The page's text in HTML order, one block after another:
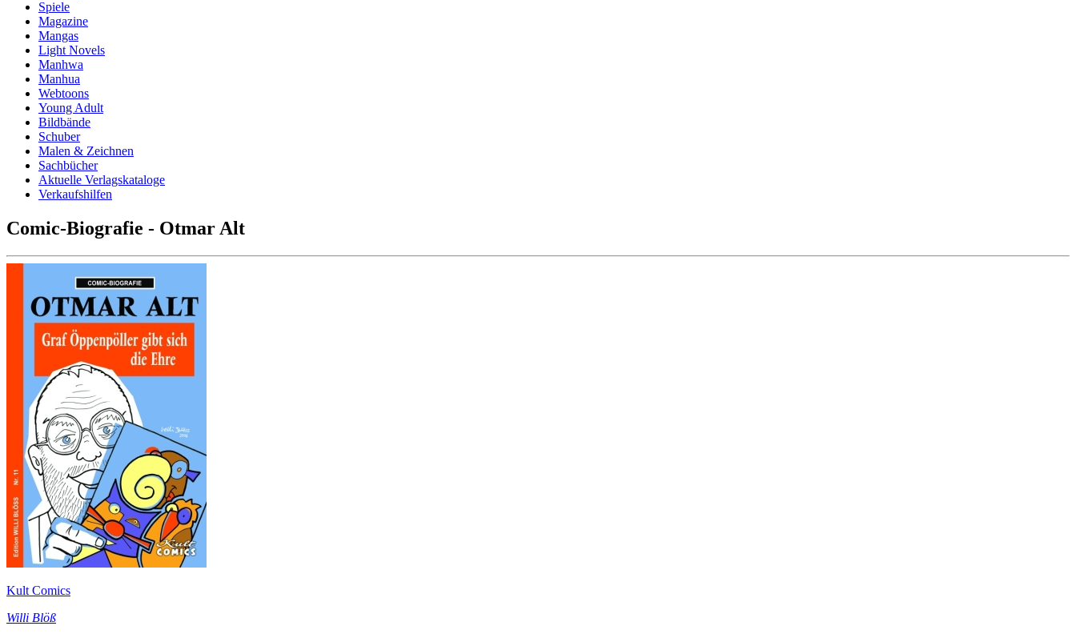
Spiele
Magazine
Mangas
Light Novels
Manhwa
Manhua
Webtoons
Young Adult
Bildbände
Schuber
Malen & Zeichnen
Sachbücher
Aktuelle Verlagskataloge
Verkaufshilfen
Comic-Biografie - Otmar Alt
Kult Comics
Willi Blöß